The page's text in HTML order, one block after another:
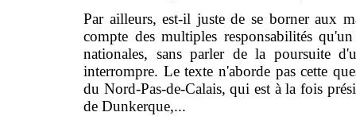
Par ailleurs, est-il juste de se borner aux
compte des multiples responsabilités
nationales, sans parler de la poursuite
interrompre. Le texte n'aborde pas cette
du Nord-Pas-de-Calais, qui est à la fois
de Dunkerque,...